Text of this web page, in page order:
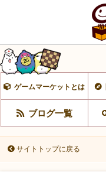
ゲームマーケットとは
ブログ一覧
サイトトップに戻る